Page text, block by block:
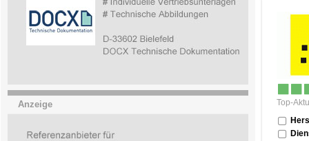
Anzeige
Top-